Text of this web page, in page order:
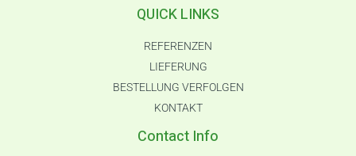
QUICK LINKS
REFERENZEN
LIEFERUNG
BESTELLUNG VERFOLGEN
KONTAKT
Contact Info